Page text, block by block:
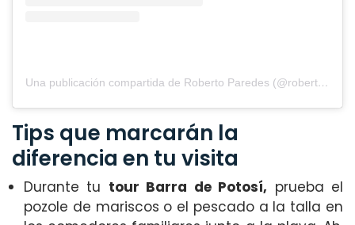
Una publicación compartida de Roberto Paredes (@roberto_paredes)
Tips que marcarán la
diferencia en tu visita
Durante tu tour Barra de Potosí, prueba el
pozole de mariscos o el pescado a la talla en